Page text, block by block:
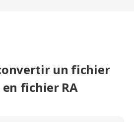
un fichier
en fichier RA